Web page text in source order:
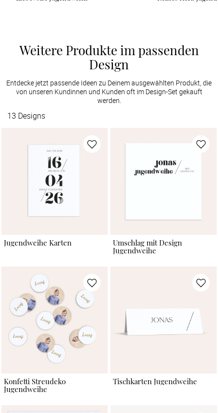
Weitere Produkte im passenden
Design
Entdecke jetzt passende Ideen zu Deinem ausgewählten Produkt, die
von unseren Kundinnen und Kunden oft im Design-Set gekauft
werden.
13 Designs
Jugendweihe Karten
Umschlag mit Design
Jugendweihe
Konfetti Streudeko
Jugendweihe
Tischkarten Jugendweihe